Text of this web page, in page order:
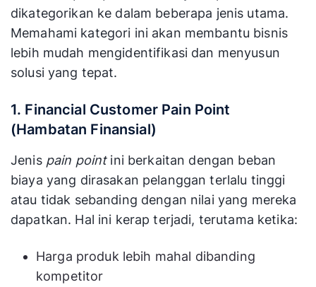
dikategorikan ke dalam beberapa jenis utama.
Memahami kategori ini akan membantu bisnis
lebih mudah mengidentifikasi dan menyusun
solusi yang tepat.
1. Financial Customer Pain Point
(Hambatan Finansial)
Jenis pain pointini berkaitan dengan beban
biaya yang dirasakan pelanggan terlalu tinggi
atau tidak sebanding dengan nilai yang mereka
dapatkan. Hal ini kerap terjadi, terutama ketika:
Harga produk lebih mahal dibanding
kompetitor